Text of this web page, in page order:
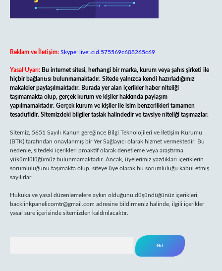
Reklam ve İletişim: Skype: live:.cid.575569c608265c69
Yasal Uyarı: Bu internet sitesi, herhangi bir marka, kurum veya şahıs şirketi ile
hiçbir bağlantısı bulunmamaktadır. Sitede yalnızca kendi hazırladığımız
makaleler paylaşılmaktadır. Burada yer alan içerikler haber niteliği
taşımamakta olup, gerçek kurum ve kişiler hakkında paylaşım
yapılmamaktadır. Gerçek kurum ve kişiler ile isim benzerlikleri tamamen
tesadüfidir. Sitemizdeki bilgiler taslak halindedir ve tavsiye niteliği taşımazlar.
Sitemiz, 5651 Sayılı Kanun gereğince Bilgi Teknolojileri ve İletişim Kurumu
(BTK) tarafından onaylanmış bir Yer Sağlayıcı olarak hizmet vermektedir. Bu
nedenle, sitedeki içerikleri proaktif olarak denetleme veya araştırma
yükümlülüğümüz bulunmamaktadır. Ancak, üyelerimiz yazdıkları içeriklerin
sorumluluğunu taşımakta olup, siteye üye olarak bu sorumluluğu kabul etmiş
sayılırlar.
Hukuka ve yasal düzenlemelere aykırı olduğunu düşündüğünüz içerikleri,
backlinkpanelicomtr@gmail.com adresine bildirmeniz halinde, ilgili içerikler
yasal süre içerisinde sitemizden kaldırılacaktır.